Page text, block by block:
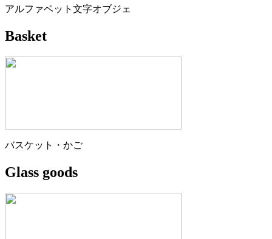
アルファベット文字オブジェ
Basket
バスケット・かご
Glass goods